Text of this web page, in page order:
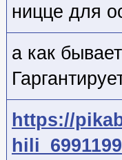
ницце для
а как
https://
hili_6991199